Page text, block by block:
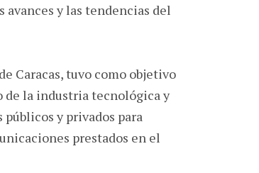
y las tendencias del
Caracas, tuvo como objetivo
de la industria tecnológica y
y privados para
prestados en el